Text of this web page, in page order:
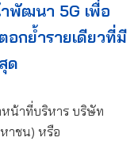
พัฒนา 5G เพื่อ
อกย้ำรายเดียวที่มี
ด
หน้าที่บริหาร บริษัท
าชน) หรือ